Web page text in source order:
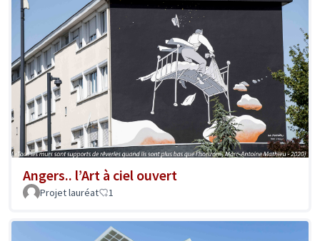
Angers.. l’Art à ciel ouvert
Projet lauréat 1